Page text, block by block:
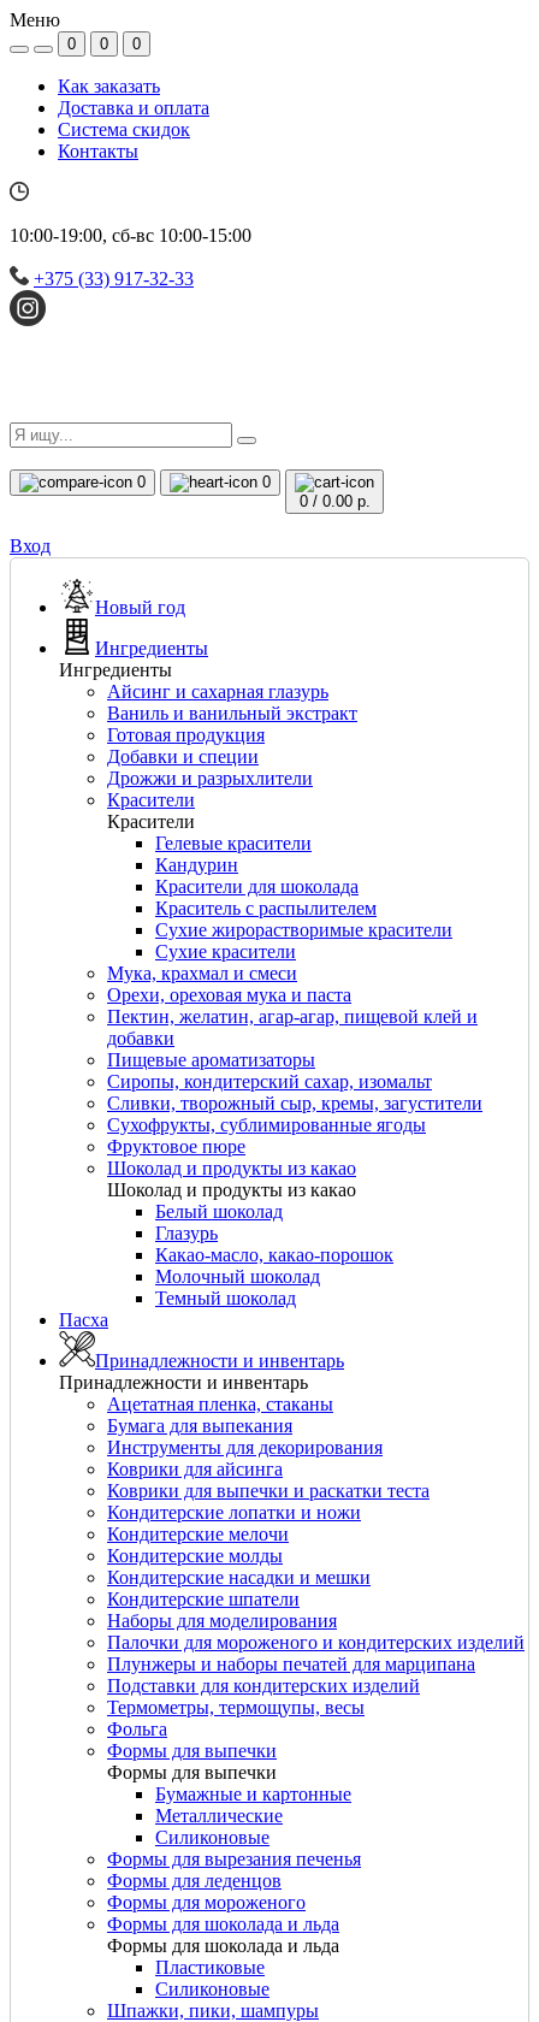
Меню
0 0 0
Как заказать
Доставка и оплата
Система скидок
Контакты
10:00-19:00, сб-вс 10:00-15:00
+375 (33) 917-32-33
0
0
0/ 0.00 р.
Вход
Новый год
Ингредиенты
Ингредиенты
Айсинг и сахарная глазурь
Ваниль и ванильный экстракт
Готовая продукция
Добавки и специи
Дрожжи и разрыхлители
Красители
Красители
Гелевые красители
Кандурин
Красители для шоколада
Краситель с распылителем
Сухие жирорастворимые красители
Сухие красители
Мука, крахмал и смеси
Орехи, ореховая мука и паста
Пектин, желатин, агар-агар, пищевой клей и
добавки
Пищевые ароматизаторы
Сиропы, кондитерский сахар, изомальт
Сливки, творожный сыр, кремы, загустители
Сухофрукты, сублимированные ягоды
Фруктовое пюре
Шоколад и продукты из какао
Шоколад и продукты из какао
Белый шоколад
Глазурь
Какао-масло, какао-порошок
Молочный шоколад
Темный шоколад
Пасха
Принадлежности и инвентарь
Принадлежности и инвентарь
Ацетатная пленка, стаканы
Бумага для выпекания
Инструменты для декорирования
Коврики для айсинга
Коврики для выпечки и раскатки теста
Кондитерские лопатки и ножи
Кондитерские мелочи
Кондитерские молды
Кондитерские насадки и мешки
Кондитерские шпатели
Наборы для моделирования
Палочки для мороженого и кондитерских изделий
Плунжеры и наборы печатей для марципана
Подставки для кондитерских изделий
Термометры, термощупы, весы
Фольга
Формы для выпечки
Формы для выпечки
Бумажные и картонные
Металлические
Силиконовые
Формы для вырезания печенья
Формы для леденцов
Формы для мороженого
Формы для шоколада и льда
Формы для шоколада и льда
Пластиковые
Силиконовые
Шпажки, пики, шампуры